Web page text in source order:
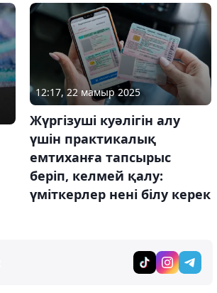
12:17, 22 мамыр 2025
Жүргізуші куәлігін алу
үшін практикалық
емтиханға тапсырыс
беріп, келмей қалу:
үміткерлер нені білу керек